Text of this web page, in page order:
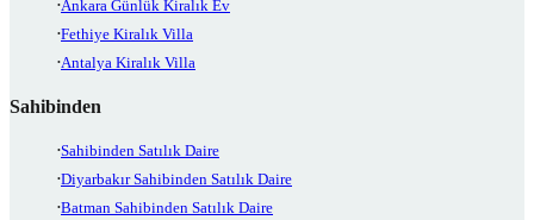
Ankara Günlük Kiralık Ev
Fethiye Kiralık Villa
Antalya Kiralık Villa
Sahibinden
Sahibinden Satılık Daire
Diyarbakır Sahibinden Satılık Daire
Batman Sahibinden Satılık Daire